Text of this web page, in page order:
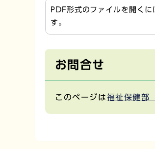
PDF形式のファイルを開く
す。
お問合せ
このページは福祉保健部